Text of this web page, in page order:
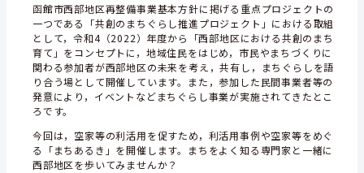
函館市西部地区再整備事業基本方針に掲げる重点プロジェクトの
一つである「共創のまちぐらし推進プロジェクト」における取組
として，令和4（2022）年度から「西部地区における共創のまち
育て」をコンセプトに，地域住民をはじめ，市民やまちづくりに
関わる参加者が西部地区の未来を考え，共有し，まちぐらしを語
り合う場として開催しています。また，参加した民間事業者等の
発意により，イベントなどまちぐらし事業が実施されてきたとこ
ろです。
今回は，空家等の利活用を促すため，利活用事例や空家等をめぐ
る「まちあるき」を開催します。まちをよく知る専門家と一緒に
西部地区を歩いてみませんか？